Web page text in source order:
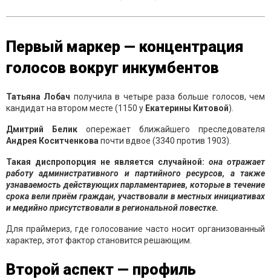
Первый маркер — концентрация
голосов вокруг инкумбентов
Татьяна Лобач получила в четыре раза больше голосов, чем
кандидат на втором месте (1150 у Екатерины Китовой).
Дмитрий Белик опережает ближайшего преследователя
Андрея Коситченкова почти вдвое (3340 против 1903).
Такая диспропорция не является случайной: она отражает
работу административного и партийного ресурсов, а также
узнаваемость действующих парламентариев, которые в течение
срока вели приём граждан, участвовали в местных инициативах
и медийно присутствовали в региональной повестке.
Для праймериз, где голосование часто носит организованный
характер, этот фактор становится решающим.
Второй аспект — профиль